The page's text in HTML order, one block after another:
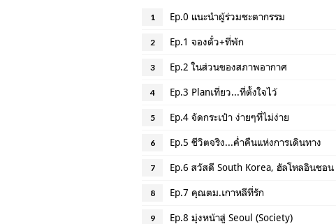
1 Ep.0 แนะนำผู้ร่วมชะตากรรม
2 Ep.1 จองตั๋ว+ที่พัก
3 Ep.2 ในส่วนของสภาพอากาศ
4 Ep.3 Planเที่ยว...ที่ตั้งใจไว้
5 Ep.4 จัดกระเป๋า ง่ายๆที่ไม่ง่าย
6 Ep.5 ชีวิตจริง...ค่ำคืนแห่งการเดินทาง
7 Ep.6 สวัสดี South Korea, ฮัลโหลอินชอน
8 Ep.7 คุณตม.เกาหลีที่รัก
9 Ep.8 มุ่งหน้าสู่ Seoul (Society)